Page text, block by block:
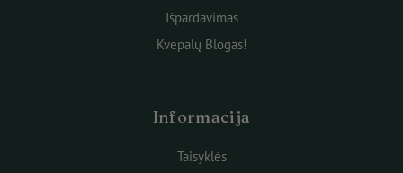
Išpardavimas
Kvepalų Blogas!
Informacija
Taisyklės